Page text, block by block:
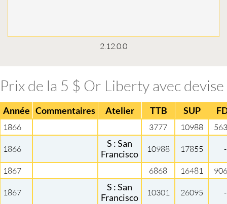
2.12.0.0
Prix de la 5 $ Or Liberty avec devise
Année Commentaires Atelier TTB SUP
1866 3777 10988
1866
S : San
Francisco
10988 17855 -
1867 6868 16481
1867
S : San
Francisco
10301 26095 -